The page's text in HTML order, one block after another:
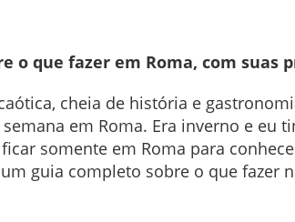
o que fazer em Roma, com
cheia de história e
em Roma. Era inverno e eu
somente em Roma para
guia completo sobre o que fazer